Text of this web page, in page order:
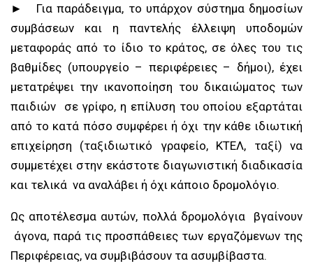
► Για παράδειγμα, το υπάρχον σύστημα δημοσίων
συμβάσεων και η παντελής έλλειψη υποδομών
μεταφοράς από το ίδιο το κράτος, σε όλες του τις
βαθμίδες (υπουργείο – περιφέρειες – δήμοι), έχει
μετατρέψει την ικανοποίηση του δικαιώματος των
παιδιών σε γρίφο, η επίλυση του οποίου εξαρτάται
από το κατά πόσο συμφέρει ή όχι την κάθε ιδιωτική
επιχείρηση (ταξιδιωτικό γραφείο, ΚΤΕΛ, ταξί) να
συμμετέχει στην εκάστοτε διαγωνιστική διαδικασία
και τελικά να αναλάβει ή όχι κάποιο δρομολόγιο.
Ως αποτέλεσμα αυτών, πολλά δρομολόγια βγαίνουν
άγονα, παρά τις προσπάθειες των εργαζόμενων της
Περιφέρειας, να συμβιβάσουν τα ασυμβίβαστα.